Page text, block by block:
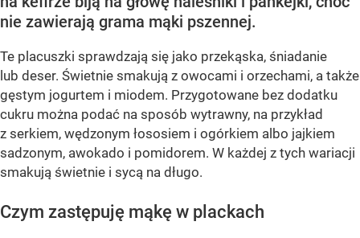
nie zawierają grama mąki pszennej.
Te placuszki sprawdzają się jako przekąska, śniadanie
lub deser. Świetnie smakują z owocami i orzechami, a także
gęstym jogurtem i miodem. Przygotowane bez dodatku
cukru można podać na sposób wytrawny, na przykład
z serkiem, wędzonym łososiem i ogórkiem albo jajkiem
sadzonym, awokado i pomidorem. W każdej z tych wariacji
smakują świetnie i sycą na długo.
Czym zastępuję mąkę w plackach